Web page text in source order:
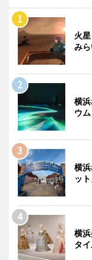
火
み
横
ウ
横
ッ
横
タ